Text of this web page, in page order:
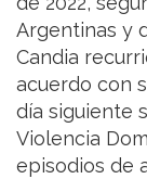
Argentinas y
Candia
acuerdo con
día siguiente
Violencia
episodios de